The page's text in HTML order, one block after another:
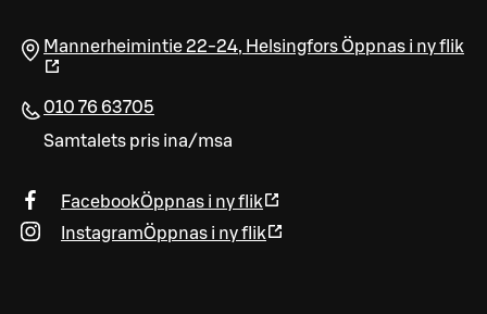
Mannerheimintie 22-24, HelsingforsÖppnas i ny flik
010 76 63705
Samtalets pris ina/msa
FacebookÖppnas i ny flik
InstagramÖppnas i ny flik